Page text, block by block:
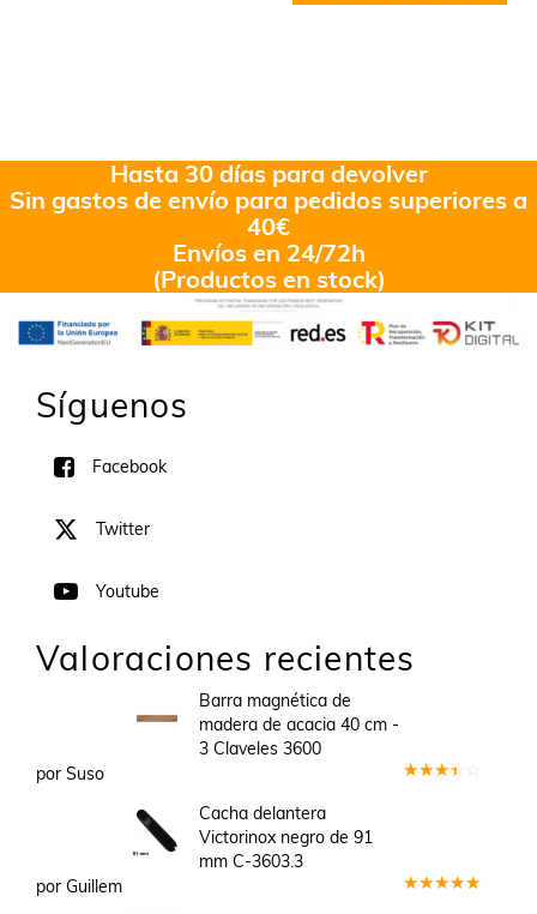
Hasta 30 días para devolver
Sin gastos de envío para pedidos superiores a
40€
Envíos en 24/72h
(Productos en stock)
Síguenos
Facebook
Twitter
Youtube
Valoraciones recientes
Barra magnética de
madera de acacia 40 cm -
3 Claveles 3600
por Suso
Cacha delantera
Victorinox negro de 91
mm C-3603.3
por Guillem